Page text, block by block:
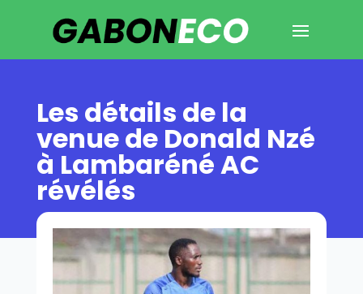
Les détails de la
venue de Donald Nzé
à Lambaréné AC
révélés